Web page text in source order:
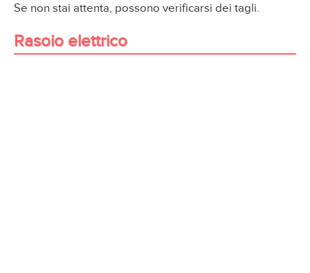
Se non stai attenta, possono verificarsi dei tagli.
Rasoio elettrico